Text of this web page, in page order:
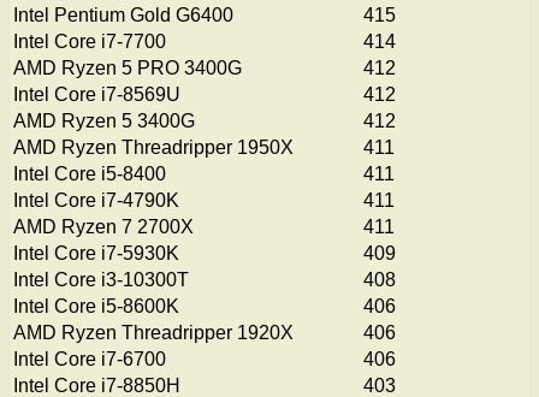
Intel Pentium Gold G6400
415
Intel Core i7-7700
414
AMD Ryzen 5 PRO 3400G
412
Intel Core i7-8569U
412
AMD Ryzen 5 3400G
412
AMD Ryzen Threadripper 1950X
411
Intel Core i5-8400
411
Intel Core i7-4790K
411
AMD Ryzen 7 2700X
411
Intel Core i7-5930K
409
Intel Core i3-10300T
408
Intel Core i5-8600K
406
AMD Ryzen Threadripper 1920X
406
Intel Core i7-6700
406
Intel Core i7-8850H
403